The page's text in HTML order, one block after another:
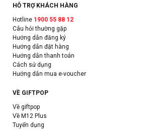
HỖ TRỢ KHÁCH HÀNG
Hotline 1900 55 88 12
Câu hỏi thường gặp
Hướng dẫn đăng ký
Hướng dẫn đặt hàng
Hướng dẫn thanh toán
Cách sử dụng
Hướng dẫn mua e-voucher
VỀ GIFTPOP
Về giftpop
Về M12 Plus
Tuyển dụng